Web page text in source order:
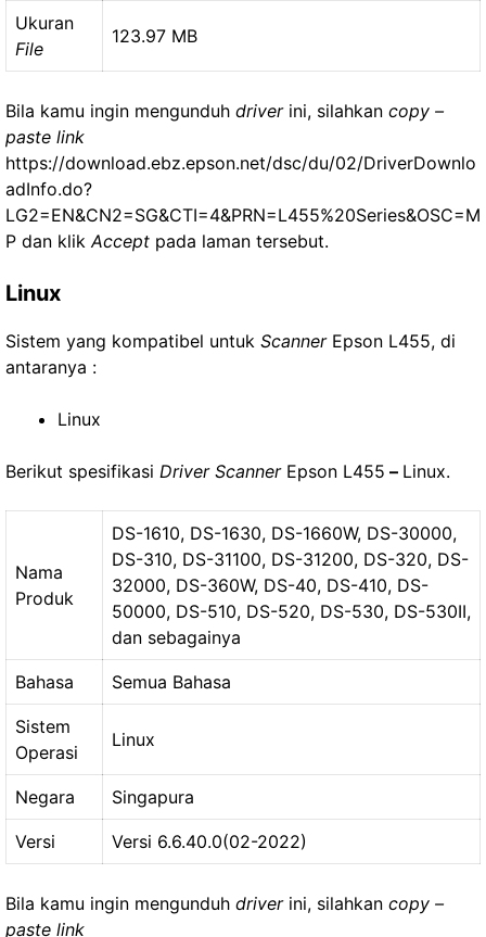
Ukuran
File
123.97 MB
Bila kamu ingin mengunduh driverini, silahkan copy –
paste link
https://download.ebz.epson.net/dsc/du/02/DriverDownlo
adInfo.do?
LG2=EN&CN2=SG&CTI=4&PRN=L455%20Series&OSC=M
P dan klikAccept pada laman tersebut.
Linux
Sistem yang kompatibel untuk ScannerEpson L455, di
antaranya :
Linux
Berikut spesifikasi Driver ScannerEpson L455 – Linux.
Nama
Produk
DS-1610, DS-1630, DS-1660W, DS-30000,
DS-310, DS-31100, DS-31200, DS-320, DS-
32000, DS-360W, DS-40, DS-410, DS-
50000, DS-510, DS-520, DS-530, DS-530II,
dan sebagainya
Bahasa Semua Bahasa
Sistem
Operasi
Linux
Negara Singapura
Versi Versi 6.6.40.0(02-2022)
Bila kamu ingin mengunduh driverini, silahkan copy –
paste link